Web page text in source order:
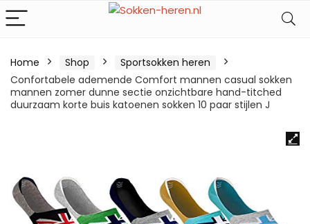
Home Shop
Sportsokken heren
Confortabele ademende Comfort mannen casual sokken
mannen zomer dunne sectie onzichtbare hand-titched
duurzaam korte buis katoenen sokken 10 paar stijlen J